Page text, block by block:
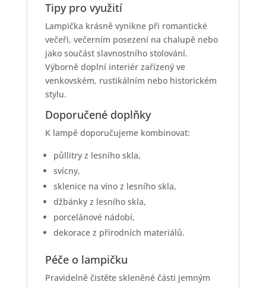
Tipy pro využití
Lampička krásně vynikne při romantické
večeři, večerním posezení na chalupě nebo
jako součást slavnostního stolování.
Výborně doplní interiér zařízený ve
venkovském, rustikálním nebo historickém
stylu.
Doporučené doplňky
K lampě doporučujeme kombinovat:
půllitry z lesního skla,
svícny,
sklenice na víno z lesního skla,
džbánky z lesního skla,
porcelánové nádobí,
dekorace z přírodních materiálů.
Péče o lampičku
Pravidelně čistěte skleněné části jemným